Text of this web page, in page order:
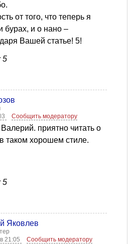
от того, что теперь я
бурах, и о нано –
Вашей статье! 5!
5
Сообщить модератору
Валерий. приятно читать о
таком хорошем стиле.
5
Яковлев
21:05
Сообщить модератору